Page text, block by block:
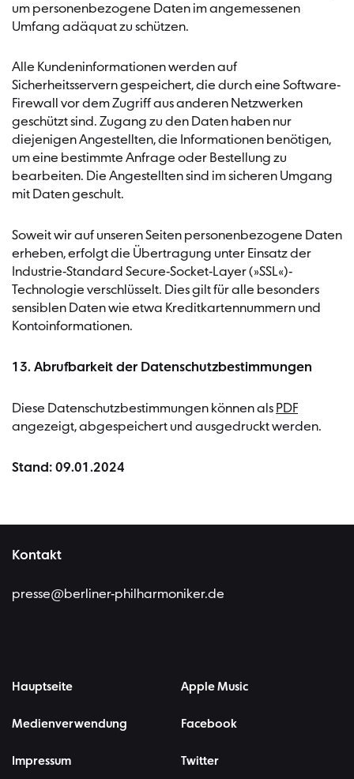
um personenbezogene Daten im angemessenen
Umfang adäquat zu schützen.
Alle Kundeninformationen werden auf
Sicherheitsservern gespeichert, die durch eine Software-
Firewall vor dem Zugriff aus anderen Netzwerken
geschützt sind. Zugang zu den Daten haben nur
diejenigen Angestellten, die Informationen benötigen,
um eine bestimmte Anfrage oder Bestellung zu
bearbeiten. Die Angestellten sind im sicheren Umgang
mit Daten geschult.
Soweit wir auf unseren Seiten personenbezogene Daten
erheben, erfolgt die Übertragung unter Einsatz der
Industrie-Standard Secure-Socket-Layer (»SSL«)-
Technologie verschlüsselt. Dies gilt für alle besonders
sensiblen Daten wie etwa Kreditkartennummern und
Kontoinformationen.
13. Abrufbarkeit der Datenschutzbestimmungen
Diese Datenschutzbestimmungen können als PDF
angezeigt, abgespeichert und ausgedruckt werden.
Stand: 09.01.2024
Kontakt
presse@berliner-philharmoniker.de
Hauptseite
Medienverwendung
Impressum
Apple Music
Facebook
Twitter